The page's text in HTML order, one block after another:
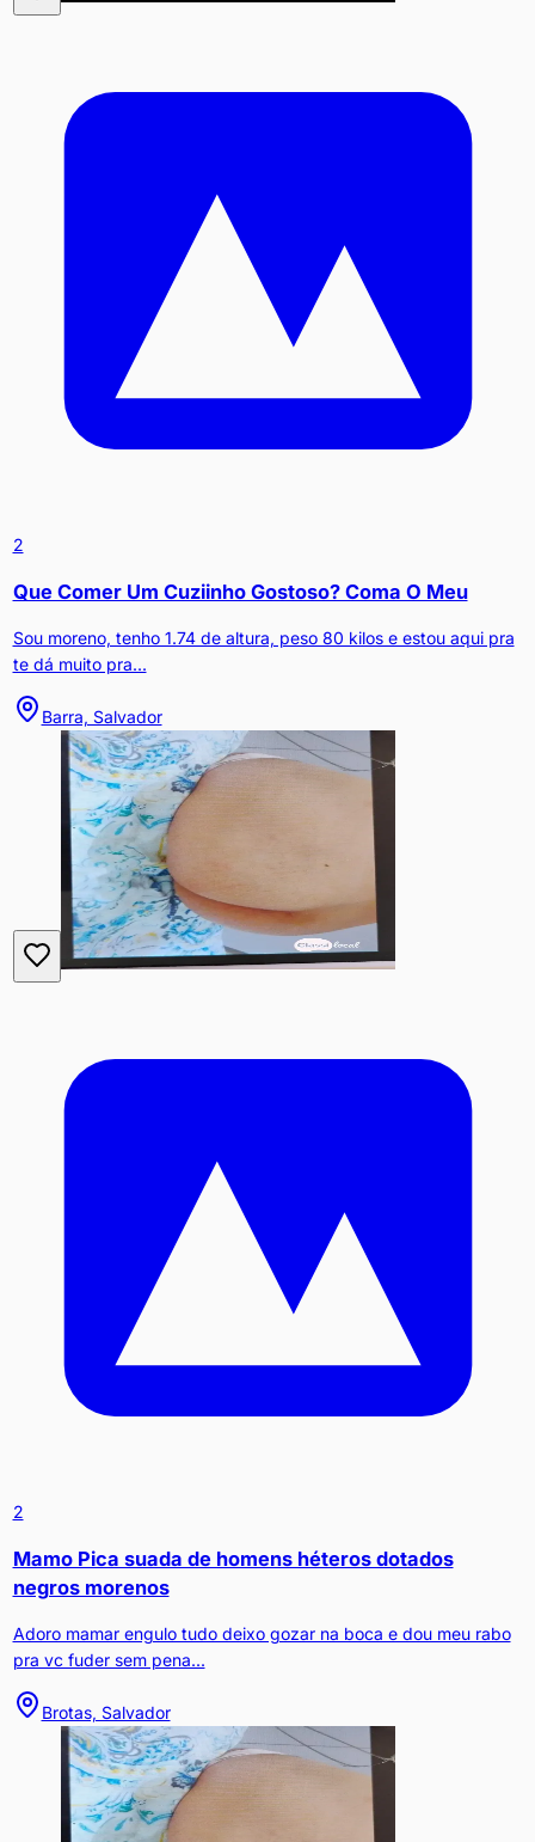
2
Que Comer Um Cuziinho Gostoso? Coma O Meu
Sou moreno, tenho 1.74 de altura, peso 80 kilos e estou aqui pra
te dá muito pra...
Barra, Salvador
2
Mamo Pica suada de homens héteros dotados
negros morenos
Adoro mamar engulo tudo deixo gozar na boca e dou meu rabo
pra vc fuder sem pena...
Brotas, Salvador